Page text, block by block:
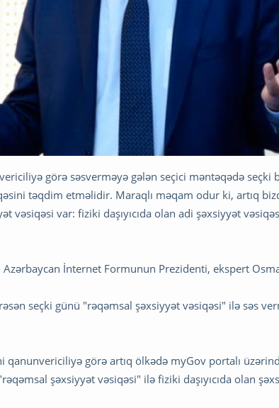
görə səsverməyə gələn seçici məntəqədə seçki
təqdim etməlidir. Maraqlı məqam odur ki, artıq
vəsiqəsi var: fiziki daşıyıcıda olan adi şəxsiyyət
İnternet Formunun Prezidenti, ekspert
seçki günü "rəqəmsal şəxsiyyət vəsiqəsi" ilə səs
qanunvericiliyə görə artıq ölkədə myGov portalı
şəxsiyyət vəsiqəsi" ilə fiziki daşıyıcıda olan